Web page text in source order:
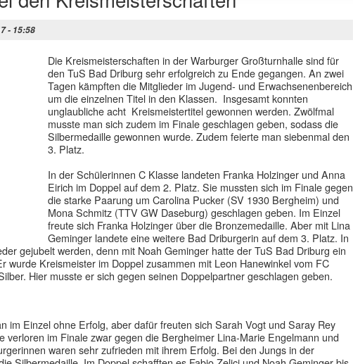
- 15:58
Die Kreismeisterschaften in der Warburger Großturnhalle sind für
den TuS Bad Driburg sehr erfolgreich zu Ende gegangen. An zwei
Tagen kämpften die Mitglieder im Jugend- und Erwachsenenbereich
um die einzelnen Titel in den Klassen. Insgesamt konnten
unglaubliche acht Kreismeistertitel gewonnen werden. Zwölfmal
musste man sich zudem im Finale geschlagen geben, sodass die
Silbermedaille gewonnen wurde. Zudem feierte man siebenmal den
3. Platz.
In der Schülerinnen C Klasse landeten Franka Holzinger und Anna
Eirich im Doppel auf dem 2. Platz. Sie mussten sich im Finale gegen
die starke Paarung um Carolina Pucker (SV 1930 Bergheim) und
Mona Schmitz (TTV GW Daseburg) geschlagen geben. Im Einzel
freute sich Franka Holzinger über die Bronzemedaille. Aber mit Lina
Geminger landete eine weitere Bad Driburgerin auf dem 3. Platz. In
gejubelt werden, denn mit Noah Geminger hatte der TuS Bad Driburg ein
wurde Kreismeister im Doppel zusammen mit Leon Hanewinkel vom FC
Hier musste er sich gegen seinen Doppelpartner geschlagen geben.
im Einzel ohne Erfolg, aber dafür freuten sich Sarah Vogt und Saray Rey
verloren im Finale zwar gegen die Bergheimer Lina-Marie Engelmann und
waren sehr zufrieden mit ihrem Erfolg. Bei den Jungs in der